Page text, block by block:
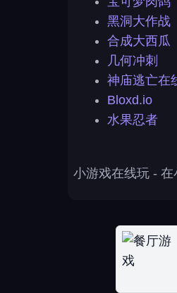
黑洞大作战
合成大西瓜
几何冲刺
神庙逃亡在
Bloxd.io
水果忍者
小游戏在线玩 - 在